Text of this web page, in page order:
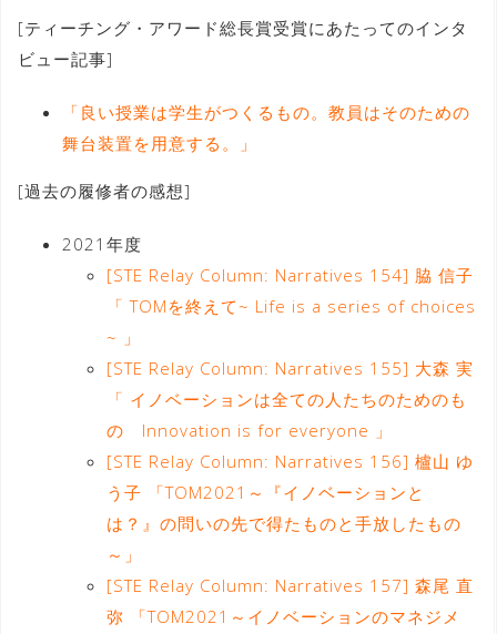
[ティーチング・アワード総長賞受賞にあたってのインタ
ビュー記事]
「良い授業は学生がつくるもの。教員はそのための
舞台装置を用意する。」
[過去の履修者の感想]
2021年度
[STE Relay Column: Narratives 154] 脇 信子
「 TOMを終えて~ Life is a series of choices
~ 」
[STE Relay Column: Narratives 155] 大森 実
「 イノベーションは全ての人たちのためのも
の Innovation is for everyone 」
[STE Relay Column: Narratives 156] 櫨山 ゆ
う子 「TOM2021～『イノベーションと
は？』の問いの先で得たものと手放したもの
～」
[STE Relay Column: Narratives 157] 森尾 直
弥 「TOM2021～イノベーションのマネジメ